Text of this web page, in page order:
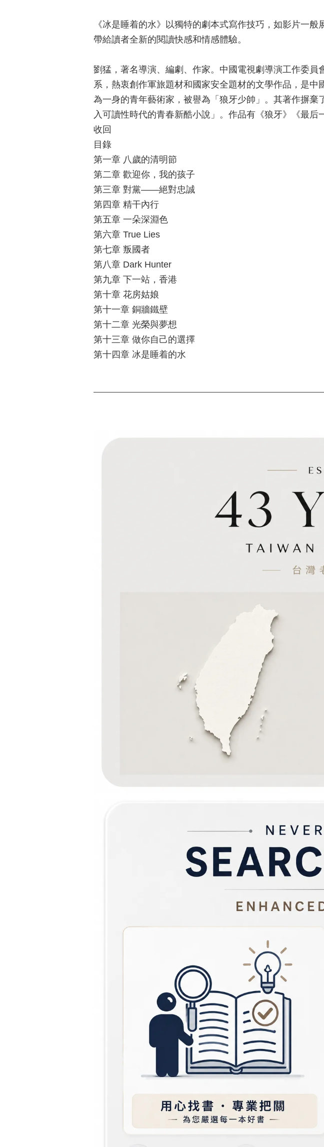
《冰是睡着的水》以獨特的劇本式寫作技巧，如影片一
帶給讀者全新的閱讀快感和情感體驗。
劉猛，著名導演、編劇、作家。中國電視劇導演工作委
系，熱衷創作軍旅題材和國家安全題材的文學作品，是
為一身的青年藝術家，被譽為「狼牙少帥」。其著作摒
入可讀性時代的青春新酷小說」。作品有《狼牙》《最后
收回
目錄
第一章 八歲的清明節
第二章 歡迎你，我的孩子
第三章 對黨——絕對忠誠
第四章 精干內行
第五章 一朵深淵色
第六章 True Lies
第七章 叛國者
第八章 Dark Hunter
第九章 下一站，香港
第十章 花房姑娘
第十一章 銅牆鐵壁
第十二章 光榮與夢想
第十三章 做你自己的選擇
第十四章 冰是睡着的水